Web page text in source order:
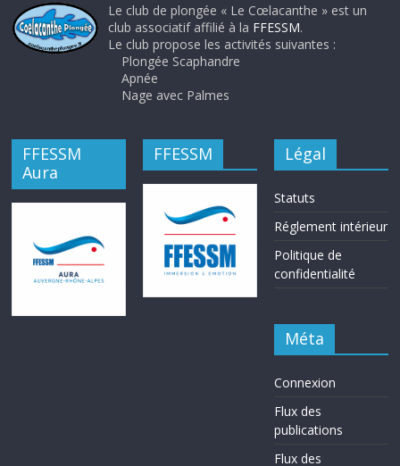
Le club de plongée « Le Cœlacanthe » est un
club associatif affilié à la FFESSM.
Le club propose les activités suivantes :
Plongée Scaphandre
Apnée
Nage avec Palmes
FFESSM
Aura
FFESSM Légal
Statuts
Réglement intérieur
Politique de
confidentialité
Méta
Connexion
Flux des
publications
Flux des